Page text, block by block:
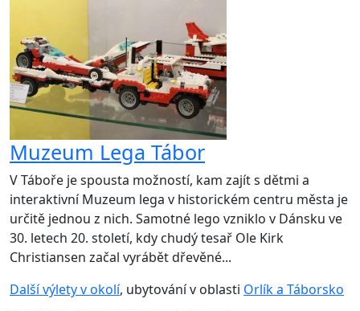
Muzeum Lega Tábor
V Táboře je spousta možností, kam zajít s dětmi a
interaktivní Muzeum lega v historickém centru města je
určitě jednou z nich. Samotné lego vzniklo v Dánsku ve
30. letech 20. století, kdy chudý tesař Ole Kirk
Christiansen začal vyrábět dřevěné...
Další výlety v okolí, ubytování v oblasti Orlík a Táborsko